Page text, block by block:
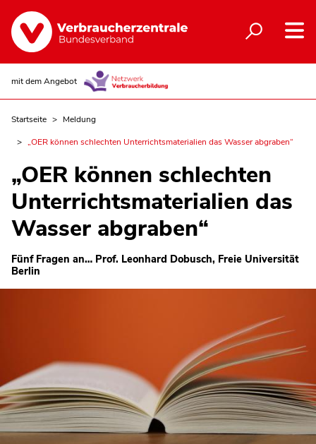
mit dem Angebot
Startseite
Meldung
„OER können schlechten Unterrichtsmaterialien das Wasser abgraben“
„OER können schlechten
Unterrichtsmaterialien das
Wasser abgraben“
Fünf Fragen an… Prof. Leonhard Dobusch, Freie Universität
Berlin